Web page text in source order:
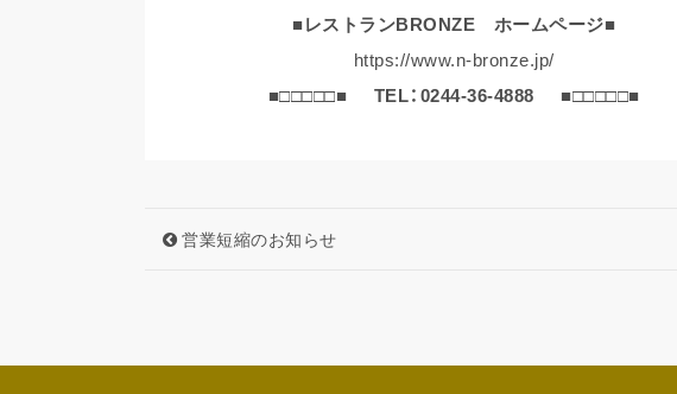
■レストランBRONZE ホームページ■
https://www.n-bronze.jp/
■□□□□□■ TEL：0244-36-4888 ■□□□□□■
営業短縮のお知らせ